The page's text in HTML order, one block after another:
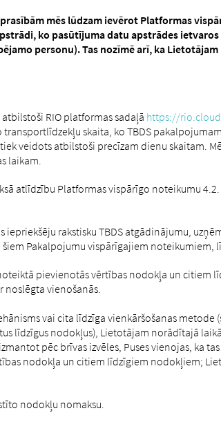
mēs lūdzam ievērot Platformas
ko pasūtījuma datu apstrādes
personu). Tas nozīmē arī, ka
RIO platformas sadaļā https://rio.cloud
skaita, ko TBDS
veidots atbilstoši precīzam dienu skaitam.
laikam.
atlīdzību Platformas vispārīgo noteikumu
rakstisku TBDS atgādinājumu,
Pakalpojumu vispārīgajiem noteikumiem,
pievienotās vērtības nodokļa un citiem
vienošanās.
vai cita līdzīga vienkāršošanas
līdzīgus nodokļus), Lietotājam norādītajā
pēc brīvas izvēles, Puses vienojas, ka
nodokļa un citiem līdzīgiem nodokļiem;
nodokļu nomaksu.